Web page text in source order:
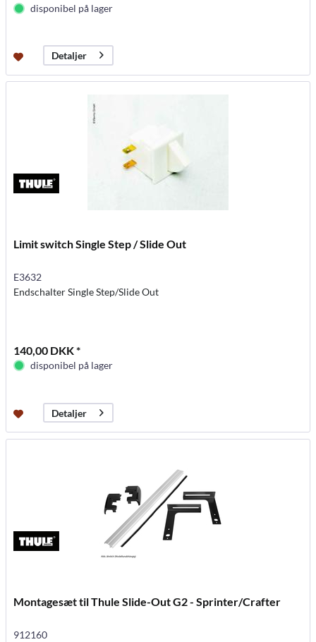
disponibel på lager
Detaljer
Limit switch Single Step / Slide Out
E3632
Endschalter Single Step/Slide Out
140,00 DKK *
disponibel på lager
Detaljer
Montagesæt til Thule Slide-Out G2 - Sprinter/Crafter
912160